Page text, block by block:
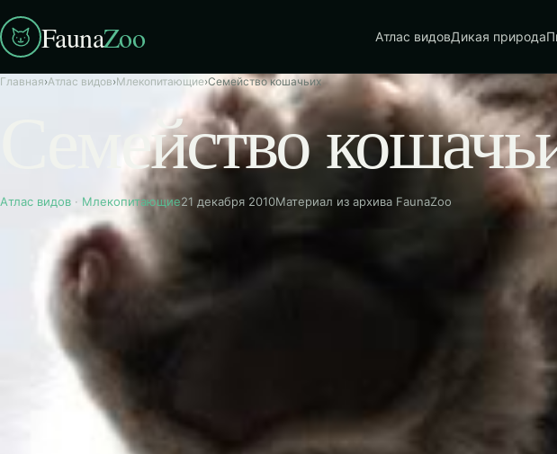
FaunaZoo Атлас видовДикая природа
Главная›Атлас видов›Млекопитающие›Семейство кошачьих
Семейство
Атлас видов · Млекопитающие21 декабря 2010Материал из архива FaunaZoo